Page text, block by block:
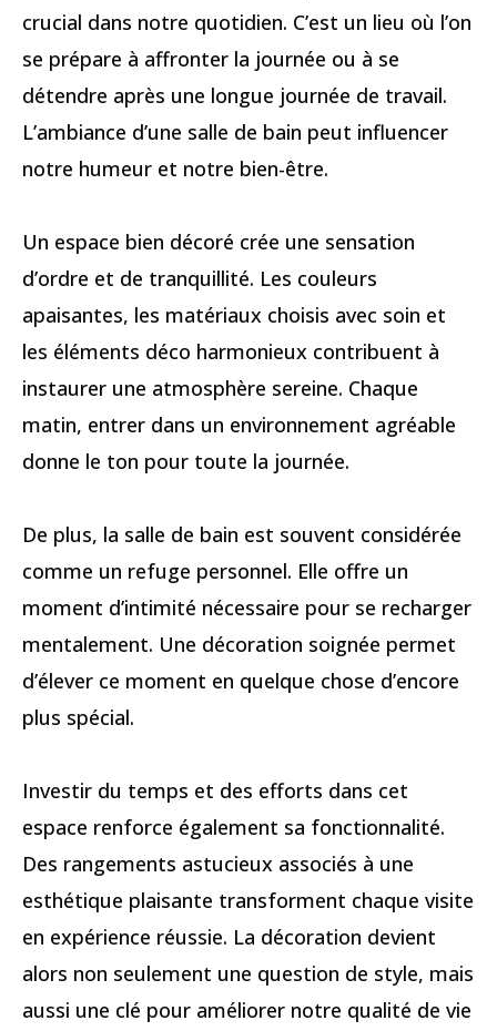
crucial dans notre quotidien. C’est un lieu où l’on
se prépare à affronter la journée ou à se
détendre après une longue journée de travail.
L’ambiance d’une salle de bain peut influencer
notre humeur et notre bien-être.
Un espace bien décoré crée une sensation
d’ordre et de tranquillité. Les couleurs
apaisantes, les matériaux choisis avec soin et
les éléments déco harmonieux contribuent à
instaurer une atmosphère sereine. Chaque
matin, entrer dans un environnement agréable
donne le ton pour toute la journée.
De plus, la salle de bain est souvent considérée
comme un refuge personnel. Elle offre un
moment d’intimité nécessaire pour se recharger
mentalement. Une décoration soignée permet
d’élever ce moment en quelque chose d’encore
plus spécial.
Investir du temps et des efforts dans cet
espace renforce également sa fonctionnalité.
Des rangements astucieux associés à une
esthétique plaisante transforment chaque visite
en expérience réussie. La décoration devient
alors non seulement une question de style, mais
aussi une clé pour améliorer notre qualité de vie